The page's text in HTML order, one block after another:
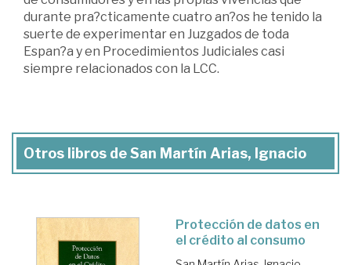
durante pra?cticamente cuatro an?os he tenido la
suerte de experimentar en Juzgados de toda
Espan?a y en Procedimientos Judiciales casi
siempre relacionados con la LCC.
Otros libros de San Martín Arias, Ignacio
Protección de datos en
el crédito al consumo